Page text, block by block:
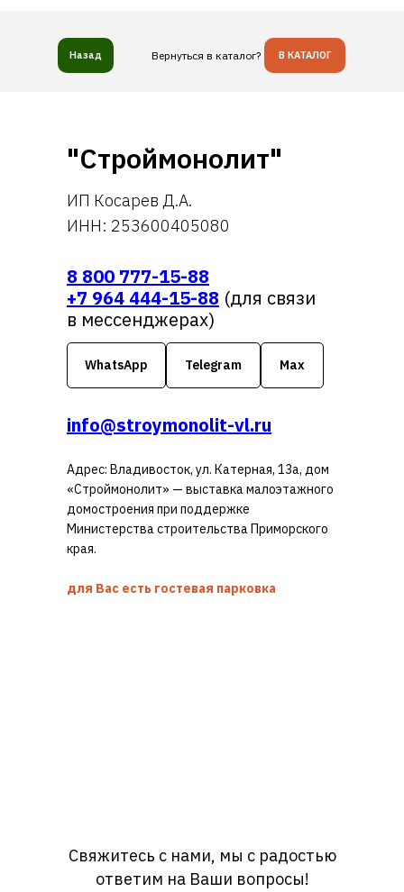
Вернуться в каталог? В КАТАЛОГ
Назад
"Строймонолит"
ИП Косарев Д.А.
ИНН: 253600405080
8 800 777-15-88
+7 964 444-15-88 (для связи
в мессенджерах)
info@stroymonolit-vl.ru
Адрес: Владивосток, ул. Катерная, 13а, дом
«Строймонолит» — выставка малоэтажного
домостроения при поддержке
Министерства строительства Приморского
края.
для Вас есть гостевая парковка
WhatsApp Telegram Max
Свяжитесь с нами, мы с радостью
ответим на Ваши вопросы!